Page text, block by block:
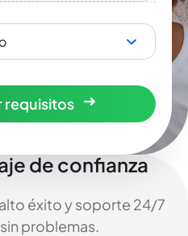
requisitos
de confianza
éxito y soporte 24/7
problemas.